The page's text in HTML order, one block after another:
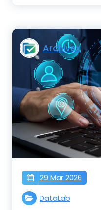
Archivex
29 Mar 2026
DataLab